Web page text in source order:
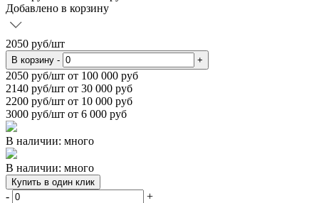
Добавлено в корзину
2050 руб/шт
В корзину - +
2050 руб/шт от 100 000 руб
2140 руб/шт от 30 000 руб
2200 руб/шт от 10 000 руб
3000 руб/шт от 6 000 руб
В наличии: много
В наличии: много
Купить в один клик
-
+